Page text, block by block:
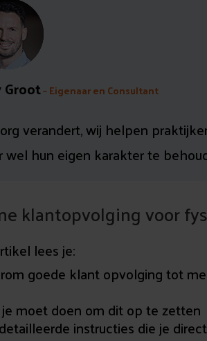
Groot– Eigenaar en Consultant
verandert, wij helpen
wel hun eigen karakter te
klantopvolging voor
lees je:
goede klant opvolging tot
moet doen om dit op te zetten
instructies die je